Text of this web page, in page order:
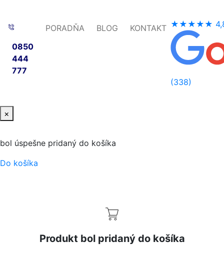
0850
444
777
PORADŇA BLOG KONTAKT ★★★★★
(338)
×
bol úspešne pridaný do košíka
Do košíka
Produkt bol pridaný do košíka